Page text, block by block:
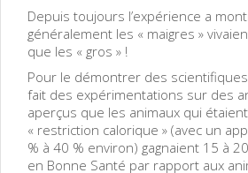
Depuis toujours l’expérience a
généralement les « maigres »
que les « gros » !
Pour le démontrer des
fait des expérimentations sur des
aperçus que les animaux qui
« restriction calorique » (avec un
% à 40 % environ) gagnaient 15 à
en Bonne Santé par rapport aux